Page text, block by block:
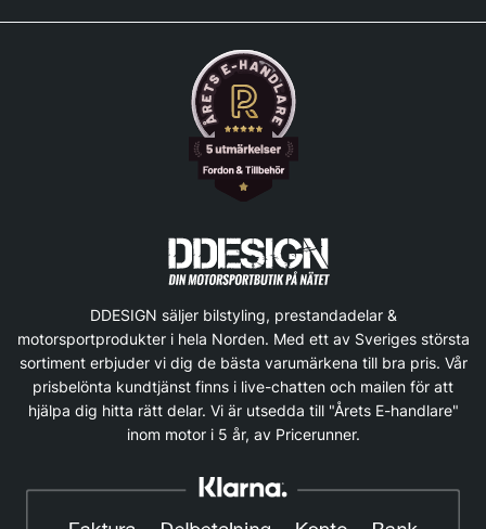
DDESIGN säljer bilstyling, prestandadelar &
motorsportprodukter i hela Norden. Med ett av Sveriges största
sortiment erbjuder vi dig de bästa varumärkena till bra pris. Vår
prisbelönta kundtjänst finns i live-chatten och mailen för att
hjälpa dig hitta rätt delar. Vi är utsedda till "Årets E-handlare"
inom motor i 5 år, av Pricerunner.